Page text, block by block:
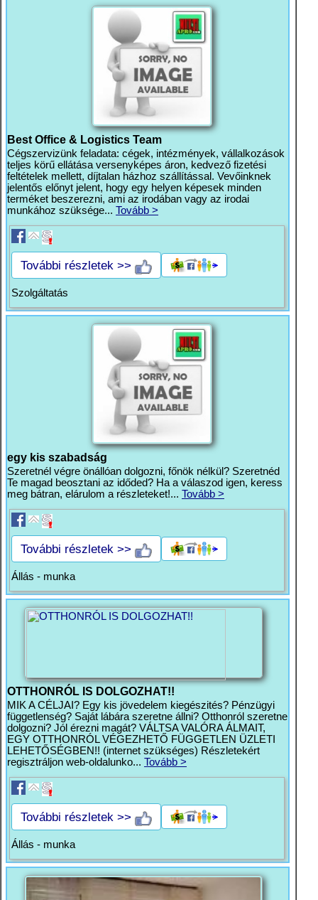
Best Office & Logistics Team
Cégszervizünk feladata: cégek, intézmények, vállalkozások
teljes körű ellátása versenyképes áron, kedvező fizetési
feltételek mellett, díjtalan házhoz szállítással. Vevőinknek
jelentős előnyt jelent, hogy egy helyen képesek minden
terméket beszerezni, ami az irodában vagy az irodai
munkához szüksége... Tovább >
További részletek >>
Szolgáltatás
egy kis szabadság
Szeretnél végre önállóan dolgozni, főnök nélkül? Szeretnéd
Te magad beosztani az időded? Ha a válaszod igen, keress
meg bátran, elárulom a részleteket!... Tovább >
További részletek >>
Állás - munka
OTTHONRÓL IS DOLGOZHAT!!
MIK A CÉLJAI? Egy kis jövedelem kiegészités? Pénzügyi
függetlenség? Saját lábára szeretne állni? Otthonról szeretne
dolgozni? Jól érezni magát? VÁLTSA VALÓRA ÁLMAIT,
EGY OTTHONRÓL VÉGEZHETŐ FÜGGETLEN ÜZLETI
LEHETŐSÉGBEN!! (internet szükséges) Részletekért
regisztráljon web-oldalunko... Tovább >
További részletek >>
Állás - munka